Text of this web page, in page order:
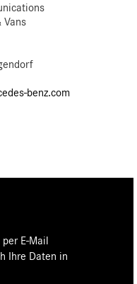
Vans
benz.com
E-Mail
Ihre Daten in